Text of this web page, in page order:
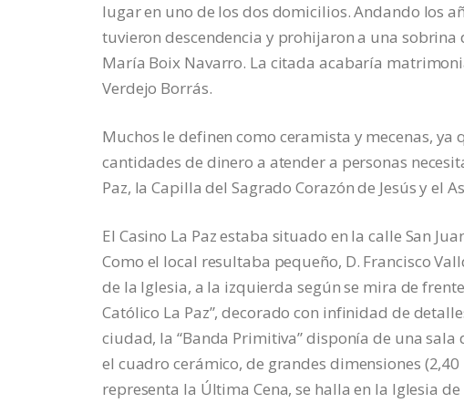
lugar en uno de los dos domicilios. Andando los
tuvieron descendencia y prohijaron a una
María Boix Navarro. La citada acabaría
Verdejo Borrás.
Muchos le definen como ceramista y mecenas,
cantidades de dinero a atender a personas
Paz, la Capilla del Sagrado Corazón de Jesús y el
El Casino La Paz estaba situado en la calle San
Como el local resultaba pequeño, D. Francisco
de la Iglesia, a la izquierda según se mira de
Católico La Paz”, decorado con infinidad de
ciudad, la “Banda Primitiva” disponía de una
el cuadro cerámico, de grandes dimensiones
representa la Última Cena, se halla en la Iglesia